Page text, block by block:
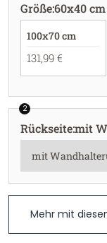
Größe:60x40 cm
100x70 cm
131,99 €
2
Rückseite:mit
Mehr mit